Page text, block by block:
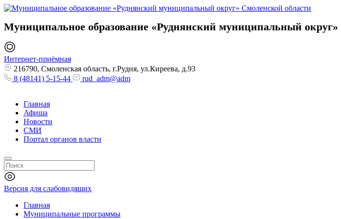
Муниципальное образование «Руднянский муниципальный округ»
Интернет-приёмная
216790, Смоленская область, г.Рудня, ул.Киреева, д.93
8 (48141) 5-15-44
rud_adm@adm
Главная
Афиша
Новости
СМИ
Портал органов власти
Версия для слабовидящих
Главная
Муниципальные программы